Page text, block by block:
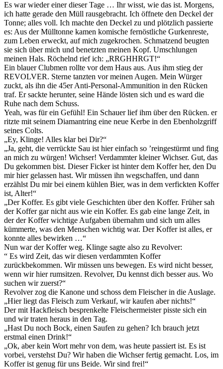
Es war wieder einer dieser Tage … Ihr wisst, wie das ist. Morgens,
ich hatte gerade den Müll rausgebracht. Ich öffnete den Deckel der
Tonne; alles voll. Ich machte den Deckel zu und plötzlich passierte
es: Aus der Mülltonne kamen komische fernöstliche Gurkenreste,
zum Leben erweckt, auf mich zugekrochen. Schmatzend beugten
sie sich über mich und benetzten meinen Kopf. Umschlungen
meinen Hals. Röchelnd rief ich: „RRGHHRGT!“
Ein blauer Clubmen rollte vor dem Haus aus. Aus ihm stieg der
REVOLVER. Sterne tanzten vor meinen Augen. Mein Würger
zuckt, als ihn die 45er Anti-Personal-Ammunition in den Rücken
traf. Er sackte herunter, seine Hände lösten sich und es ward die
Ruhe nach dem Schuss.
Yeah, was für ein Gefühl! Ein Schauer lief ihm über den Rücken. er
ritzte mit seinem Diamantring eine neue Kerbe in den Ebenholzgriff
seines Colts.
„Ey, Klinge! Alles klar bei Dir?“
„Ja, geht, die verrückte Sau ist hier einfach so ’reingestürmt und fing
an mich zu würgen! Wichser! Verdammter kleiner Wichser. Gut, das
Du gekommen bist. Dieser Ficker ist hinter dem Koffer her, den Du
mir hier gelassen hast. Wir müssen ihn wegschaffen, und dann
erzählst Du mir bei einem kühlen Bier, was in dem verfickten Koffer
ist, Alter!“
„Der Koffer. Es gibt viele Geschichten über den Koffer. Früher sah
der Koffer gar nicht aus wie ein Koffer. Es gab eine lange Zeit, in
der der Koffer wichtige Aufgaben übernahm und sich um alles
kümmerte, was den Menschen wichtig war. Der Koffer ist alles, er
konnte alles bewirken …“
Nun war der Koffer weg. Klinge sagte also zu Revolver:
“ Es wird Zeit, das wir diesen verdammten Koffer
zurückbekommen. Wir müssen uns bewegen. Es wird nicht besser,
wenn wir hier rumsitzen. Revolver, Du kennst dich besser aus. Wo
suchen wir zuerst?“
Revolver zog die Kanone und schoss dem Fleischer in die Auslage.
„Hier liegt das Fleisch zum Verkauf, wir kaufen aber nichts!“
Der mit Hackfleisch besprenkelte Fleischermeister pisste sich ein
und wir traten heraus in den Tag.
„Hast Du noch Bock, einen Saufen zu gehen? Ich brauch jetzt
erstmal einen Drink!“
„Ok, aber kein Wort mehr von dem, was heute passiert ist. Es ist
vorbei, verstehst Du? Wir haben die Wichser fertig gemacht. Los, im
Koffer ist genug für uns Beide. Wir sind frei!“